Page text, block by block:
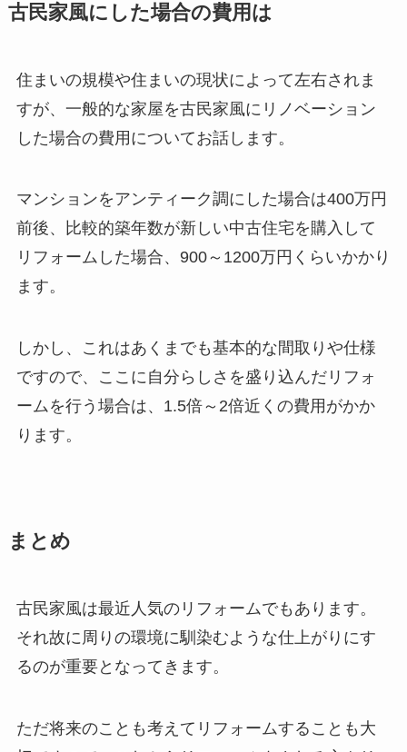
古民家風にした場合の費用は
住まいの規模や住まいの現状によって左右されま
すが、一般的な家屋を古民家風にリノベーション
した場合の費用についてお話します。
マンションをアンティーク調にした場合は400万円
前後、比較的築年数が新しい中古住宅を購入して
リフォームした場合、900～1200万円くらいかかり
ます。
しかし、これはあくまでも基本的な間取りや仕様
ですので、ここに自分らしさを盛り込んだリフォ
ームを行う場合は、1.5倍～2倍近くの費用がかか
ります。
まとめ
古民家風は最近人気のリフォームでもあります。
それ故に周りの環境に馴染むような仕上がりにす
るのが重要となってきます。
ただ将来のことも考えてリフォームすることも大